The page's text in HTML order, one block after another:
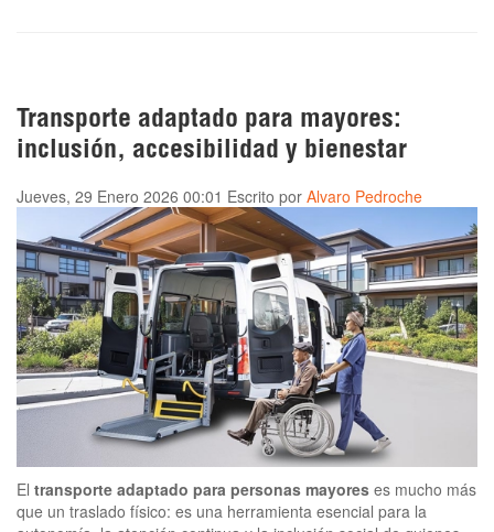
Transporte adaptado para mayores:
inclusión, accesibilidad y bienestar
Jueves, 29 Enero 2026 00:01 Escrito por Alvaro Pedroche
El transporte adaptado para personas mayores es mucho más
que un traslado físico: es una herramienta esencial para la